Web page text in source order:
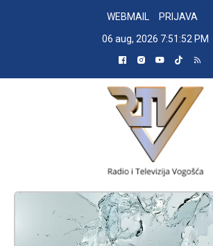
WEBMAIL
PRIJAVA
06 aug, 2026 7:51:52 PM
RADIO